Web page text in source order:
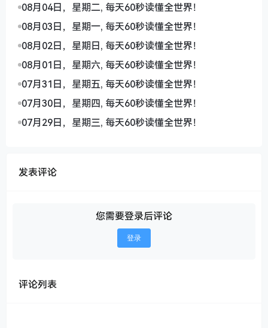
08月04日，星期二, 每天60秒读懂全世界！
08月03日，星期一, 每天60秒读懂全世界！
08月02日，星期日, 每天60秒读懂全世界！
08月01日，星期六, 每天60秒读懂全世界！
07月31日，星期五, 每天60秒读懂全世界！
07月30日，星期四, 每天60秒读懂全世界！
07月29日，星期三, 每天60秒读懂全世界！
发表评论
您需要登录后评论
登录
评论列表